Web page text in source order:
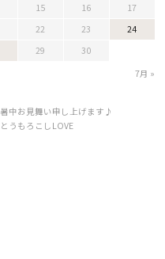
15 16
17
22 23
24
29
30
7月 »
暑中お見舞い申し上げます♪
とうもろこしLOVE